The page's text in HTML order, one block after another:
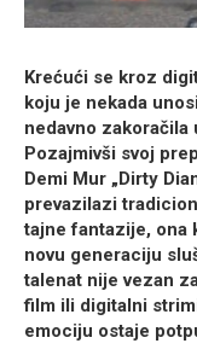
Krećući se kroz
koju je nekada
nedavno
Pozajmivši svoj
Demi Mur „Dirty
prevazilazi
tajne fantazije, ona
novu generaciju
talenat nije vezan
film ili digitalni
emociju ostaje